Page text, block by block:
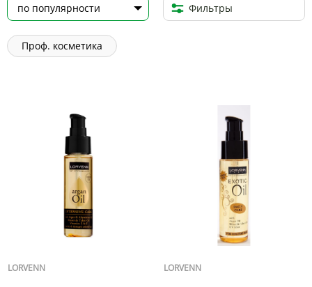
Фильтры
Проф. косметика
LORVENN LORVENN